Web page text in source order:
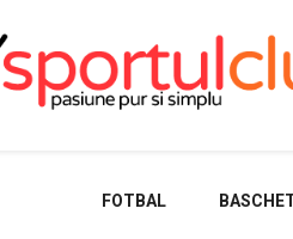
FOTBAL